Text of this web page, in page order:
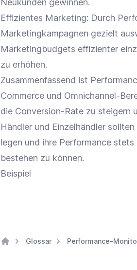
Neukunden gewinnen.
Effizientes Marketing: Durch
Marketingkampagnen gezielt
Marketingbudgets effizienter
zu erhöhen.
Zusammenfassend ist
Commerce und Omnichannel-
die Conversion-Rate zu steigern
Händler und Einzelhändler sollten
legen und ihre Performance stets
bestehen zu können.
Beispiel
Glossar Performance-